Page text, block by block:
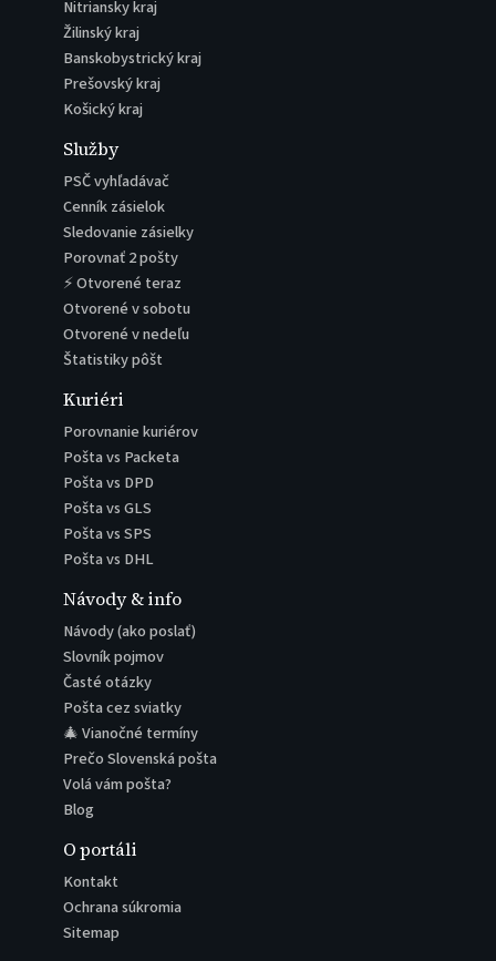
Nitriansky kraj
Žilinský kraj
Banskobystrický kraj
Prešovský kraj
Košický kraj
Služby
PSČ vyhľadávač
Cenník zásielok
Sledovanie zásielky
Porovnať 2 pošty
⚡ Otvorené teraz
Otvorené v sobotu
Otvorené v nedeľu
Štatistiky pôšt
Kuriéri
Porovnanie kuriérov
Pošta vs Packeta
Pošta vs DPD
Pošta vs GLS
Pošta vs SPS
Pošta vs DHL
Návody & info
Návody (ako poslať)
Slovník pojmov
Časté otázky
Pošta cez sviatky
🎄 Vianočné termíny
Prečo Slovenská pošta
Volá vám pošta?
Blog
O portáli
Kontakt
Ochrana súkromia
Sitemap